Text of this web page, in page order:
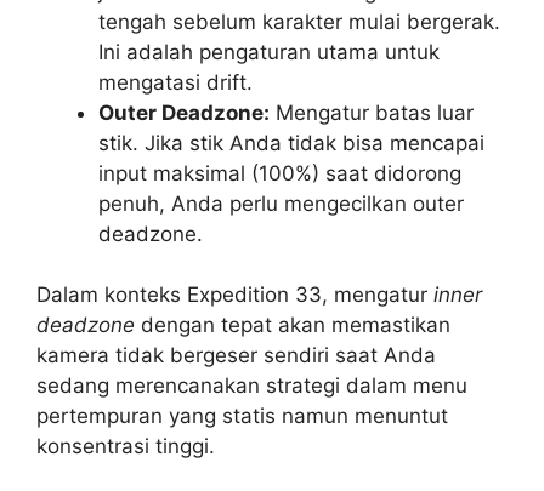
tengah sebelum karakter mulai bergerak.
Ini adalah pengaturan utama untuk
mengatasi drift.
Outer Deadzone: Mengatur batas luar
stik. Jika stik Anda tidak bisa mencapai
input maksimal (100%) saat didorong
penuh, Anda perlu mengecilkan outer
deadzone.
Dalam konteks Expedition 33, mengatur inner
deadzone dengan tepat akan memastikan
kamera tidak bergeser sendiri saat Anda
sedang merencanakan strategi dalam menu
pertempuran yang statis namun menuntut
konsentrasi tinggi.